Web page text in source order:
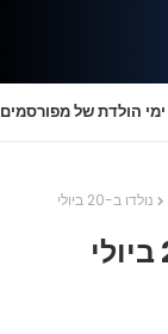
ימי הולדת של מפורסמים
נולדו ב-20 ביולי